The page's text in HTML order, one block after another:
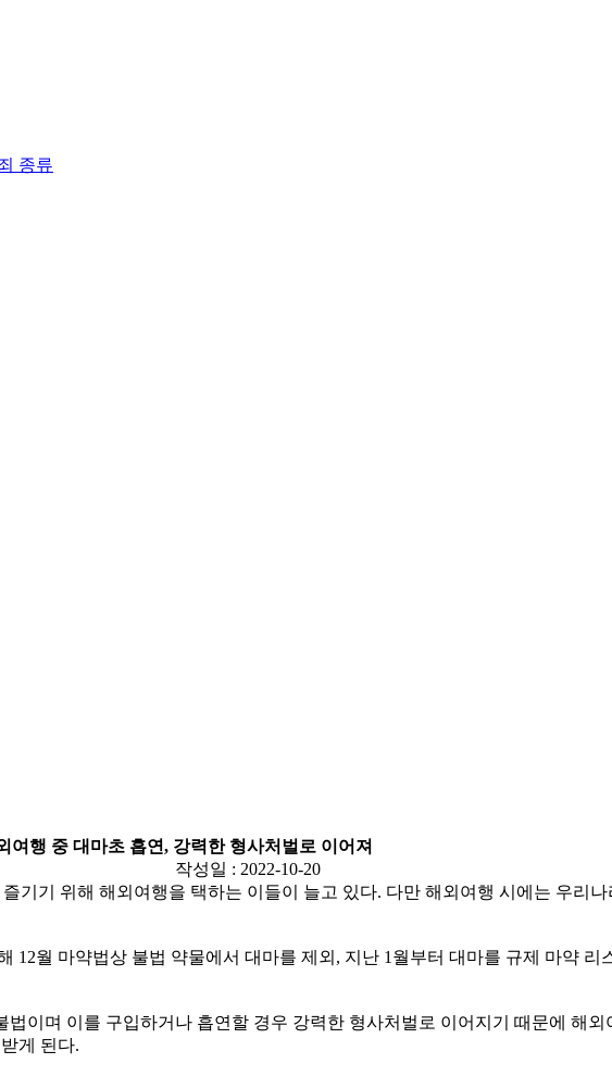
종류
여행 중 대마초 흡연, 강력한 형사처벌로 이어져
작성일 : 2022-10-20
기기 위해 해외여행을 택하는 이들이 늘고 있다. 다만 해외여행 시에는 우리
12월 마약법상 불법 약물에서 대마를 제외, 지난 1월부터 대마를 규제 마약 리
이며 이를 구입하거나 흡연할 경우 강력한 형사처벌로 이어지기 때문에 해외
게 된다.